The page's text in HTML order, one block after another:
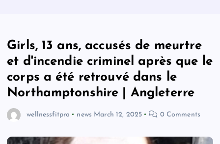
Girls, 13 ans, accusés de meurtre
et d'incendie criminel après que le
corps a été retrouvé dans le
Northamptonshire | Angleterre
wellnessfitpro news March 12, 2025 0 Comments